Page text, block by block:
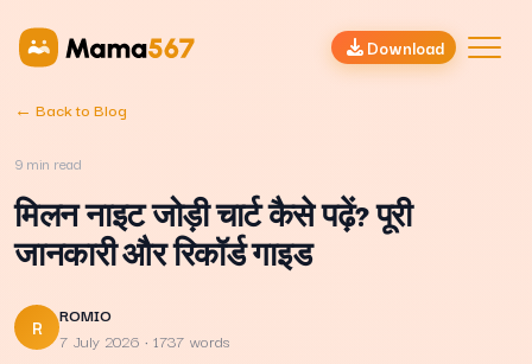
Download
← Back to Blog
9 min read
मिलन नाइट जोड़ी चार्ट कैसे पढ़ें? पूरी
जानकारी और रिकॉर्ड गाइड
R
ROMIO
7 July 2026 · 1737 words